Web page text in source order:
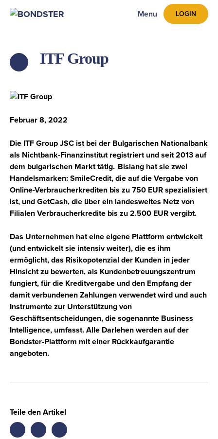
Menu LOGIN
ZPĚT
ITF Group
Februar 8, 2022
Die ITF Group JSC ist bei der Bulgarischen Nationalbank
als Nichtbank-Finanzinstitut registriert und seit 2013 auf
dem bulgarischen Markt tätig. Bislang hat sie zwei
Handelsmarken: SmileCredit, die auf die Vergabe von
Online-Verbraucherkrediten bis zu 750 EUR spezialisiert
ist, und GetCash, die über ein landesweites Netz von
Filialen Verbraucherkredite bis zu 2.500 EUR vergibt.
Das Unternehmen hat eine eigene Plattform entwickelt
(und entwickelt sie intensiv weiter), die es ihm
ermöglicht, das Risikopotenzial der Kunden in jeder
Hinsicht zu bewerten, als Kundenbetreuungszentrum
fungiert, für die Kreditvergabe und den Empfang der
damit verbundenen Zahlungen verwendet wird und auch
Instrumente zur Unterstützung von
Geschäftsentscheidungen, die sogenannte Business
Intelligence, umfasst. Alle Darlehen werden auf der
Bondster-Plattform mit einer Rückkaufgarantie
angeboten.
Teile den Artikel
Share